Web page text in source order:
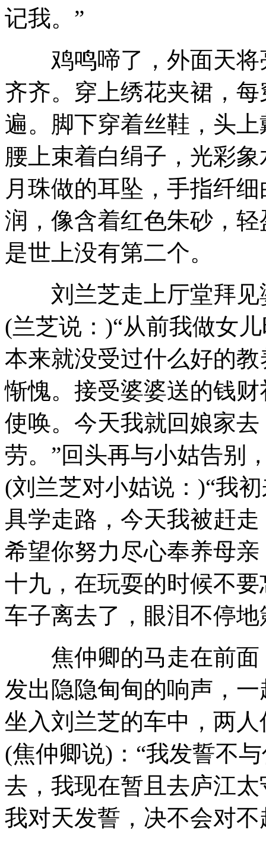
记我。”
鸡鸣啼了，外面天将
齐齐。穿上绣花夹裙，
遍。脚下穿着丝鞋，头
腰上束着白绢子，光彩
月珠做的耳坠，手指纤
润，像含着红色朱砂，
是世上没有第二个。
刘兰芝走上厅堂拜见
(兰芝说：)“从前我做女
本来就没受过什么好的
惭愧。接受婆婆送的钱
使唤。今天我就回娘家
劳。”回头再与小姑告别
(刘兰芝对小姑说：)“我
具学走路，今天我被赶
希望你努力尽心奉养母
十九，在玩耍的时候不
车子离去了，眼泪不停
焦仲卿的马走在前面
发出隐隐甸甸的响声，
坐入刘兰芝的车中，两
(焦仲卿说)：“我发誓不
去，我现在暂且去庐江
我对天发誓，决不会对不